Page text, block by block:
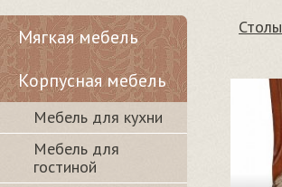
Столы
Мягкая мебель
Корпусная мебель
Мебель для кухни
Мебель для
гостиной